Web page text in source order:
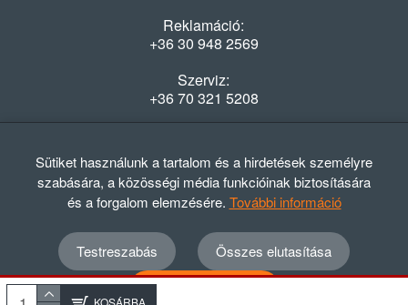
KOSÁRBA
Reklamáció:
+36 30 948 2569
Szerviz:
+36 70 321 5208
Hétfő-Péntek: 08:00-16:30
© 2012 - 2024 GASZTRΩMEGA Kft.
Adatvédelmi szabályzat
ÁSZF
Elállási nyilatkozat
Sütiket használunk a tartalom és a hirdetések személyre
szabására, a közösségi média funkcióinak biztosítására
és a forgalom elemzésére. További információ
Testreszabás
Összes elutasítása
Összes elfogadása